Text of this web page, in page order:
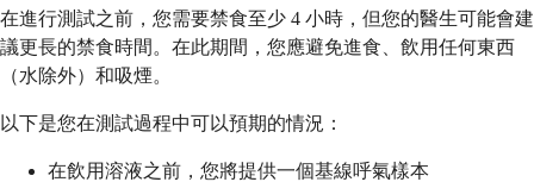
在進行測試之前，您需要禁食至少 4 小時，但您的醫生可能會建
議更長的禁食時間。在此期間，您應避免進食、飲用任何東西
（水除外）和吸煙。
以下是您在測試過程中可以預期的情況：
在飲用溶液之前，您將提供一個基線呼氣樣本